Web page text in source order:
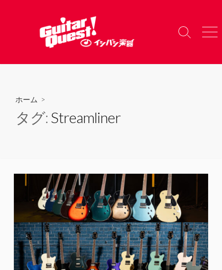
へ
検
り
メ
ー
ホーム >
タグ:Streamliner